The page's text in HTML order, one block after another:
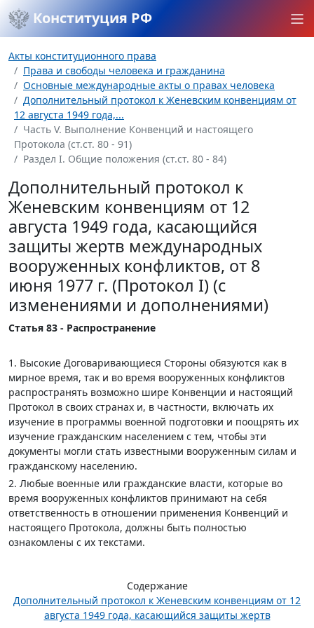
Конституция РФ
Акты конституционного права
Права и свободы человека и гражданина
Основные международные акты о правах человека
Дополнительный протокол к Женевским конвенциям от
12 августа 1949 года,...
Часть V. Выполнение Конвенций и настоящего
Протокола (ст.ст. 80 - 91)
Раздел I. Общие положения (ст.ст. 80 - 84)
Дополнительный протокол к
Женевским конвенциям от 12
августа 1949 года, касающийся
защиты жертв международных
вооруженных конфликтов, от 8
июня 1977 г. (Протокол I) (с
изменениями и дополнениями)
Статья 83 - Распространение
1. Высокие Договаривающиеся Стороны обязуются как в
мирное время, так и во время вооруженных конфликтов
распространять возможно шире Конвенции и настоящий
Протокол в своих странах и, в частности, включать их
изучение в программы военной подготовки и поощрять их
изучение гражданским населением с тем, чтобы эти
документы могли стать известными вооруженным силам и
гражданскому населению.
2. Любые военные или гражданские власти, которые во
время вооруженных конфликтов принимают на себя
ответственность в отношении применения Конвенций и
настоящего Протокола, должны быть полностью
ознакомлены с их текстами.
Содержание
Дополнительный протокол к Женевским конвенциям от 12
августа 1949 года, касающийся защиты жертв